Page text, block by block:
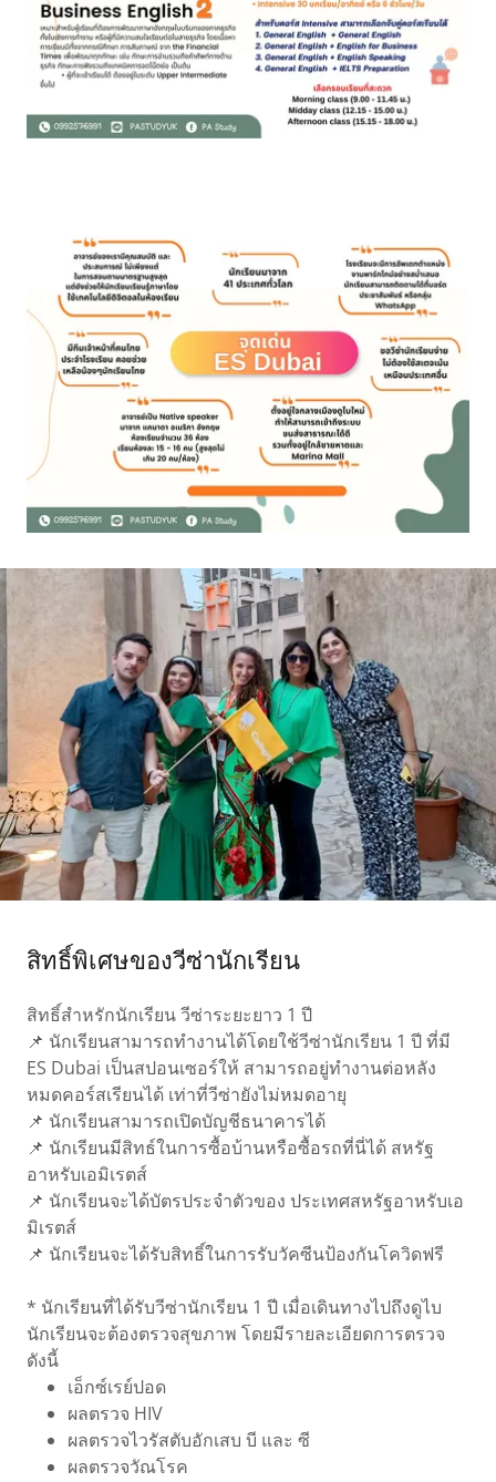
สิทธิ์พิเศษของวีซ่านักเรียน
สิทธิ์สำหรักนักเรียน วีซ่าระยะยาว 1 ปี
📌 นักเรียนสามารถทำงานได้โดยใช้วีซ่านักเรียน 1 ปี ที่มี
ES Dubai เป็นสปอนเซอร์ให้ สามารถอยู่ทำงานต่อหลัง
หมดคอร์สเรียนได้ เท่าที่วีซ่ายังไม่หมดอายุ
📌 นักเรียนสามารถเปิดบัญชีธนาคารได้
📌 นักเรียนมีสิทธ์ในการซื้อบ้านหรือซื้อรถที่นี่ได้ สหรัฐ
อาหรับเอมิเรตส์
📌 นักเรียนจะได้บัตรประจำตัวของ ประเทศสหรัฐอาหรับเอ
มิเรตส์
📌 นักเรียนจะได้รับสิทธิ์ในการรับวัคซีนป้องกันโควิดฟรี
* นักเรียนที่ได้รับวีซ่านักเรียน 1 ปี เมื่อเดินทางไปถึงดูไบ
นักเรียนจะต้องตรวจสุขภาพ โดยมีรายละเอียดการตรวจ
ดังนี้
เอ็กซ์เรย์ปอด
ผลตรวจ HIV
ผลตรวจไวรัสตับอักเสบ บี และ ซี
ผลตรวจวัณโรค